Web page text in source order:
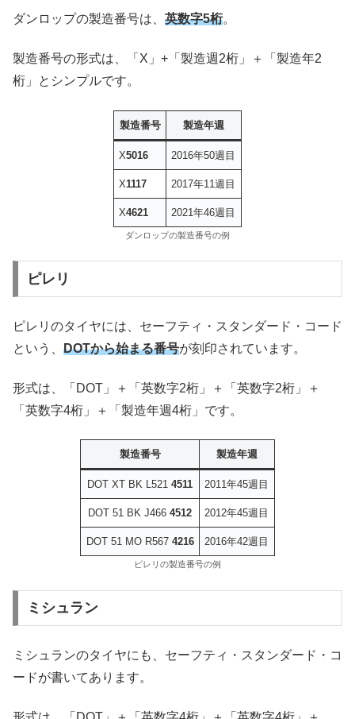
ダンロップの製造番号は、 英数字5桁。
製造番号の形式は、「X」+「製造週2桁」＋「製造年2
桁」とシンプルです。
製造番号 製造年週
X5016 2016年50週目
X1117 2017年11週目
X4621 2021年46週目
ダンロップの製造番号の例
ピレリ
ピレリのタイヤには、セーフティ・スタンダード・コード
という、 DOTから始まる番号が刻印されています。
形式は、「DOT」＋「英数字2桁」＋「英数字2桁」＋
「英数字4桁」＋「製造年週4桁」です。
製造番号 製造年週
DOT XT BK L521 4511 2011年45週目
DOT 51 BK J466 4512 2012年45週目
DOT 51 MO R567 4216 2016年42週目
ピレリの製造番号の例
ミシュラン
ミシュランのタイヤにも、セーフティ・スタンダード・コ
ードが書いてあります。